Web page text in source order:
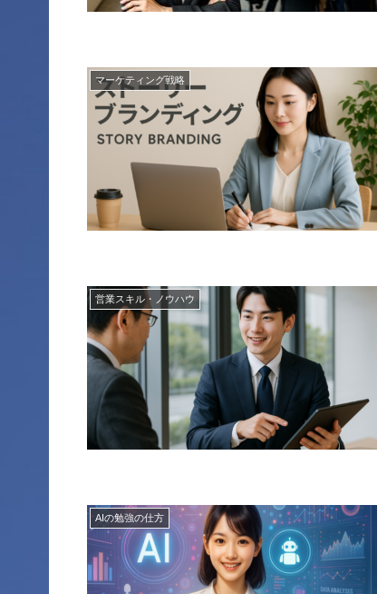
マーケティング戦略
営業スキル・ノウハウ
AIの勉強の仕方